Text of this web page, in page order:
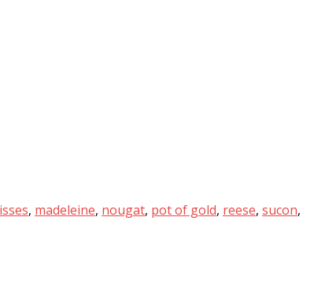
, madeleine, nougat, pot of gold, reese, sucon,